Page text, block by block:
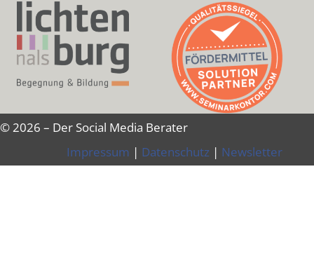
© 2026 – Der Social Media Berater
Impressum | Datenschutz | Newsletter